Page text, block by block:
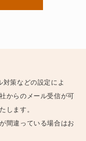
策などの設定によ
からのメール受信が可
します。
間違っている場合はお